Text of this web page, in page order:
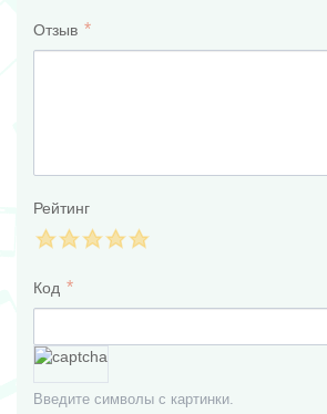
Отзыв
Рейтинг
Код
Введите символы с картинки.